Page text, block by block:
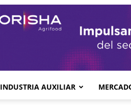
INDUSTRIA AUXILIAR